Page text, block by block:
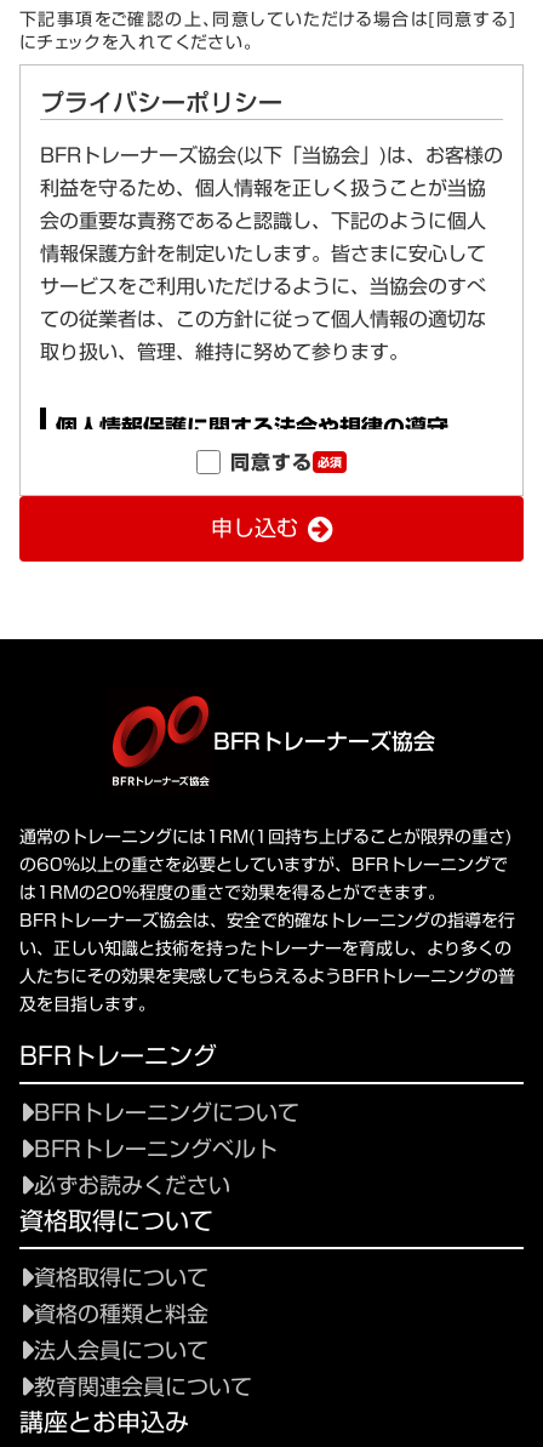
下記事項をご確認の上、同意していただける場合は[同意する]
にチェックを入れてください。
同意する 必須
申し込む
BFRトレーナーズ協会
通常のトレーニングには1RM(1回持ち上げることが限界の重さ)
の60%以上の重さを必要としていますが、BFRトレーニングで
は1RMの20%程度の重さで効果を得るとができます。
BFRトレーナーズ協会は、安全で的確なトレーニングの指導を行
い、正しい知識と技術を持ったトレーナーを育成し、より多くの
人たちにその効果を実感してもらえるようBFRトレーニングの普
及を目指します。
BFRトレーニング
BFRトレーニングについて
BFRトレーニングベルト
必ずお読みください
資格取得について
資格取得について
資格の種類と料金
法人会員について
教育関連会員について
講座とお申込み